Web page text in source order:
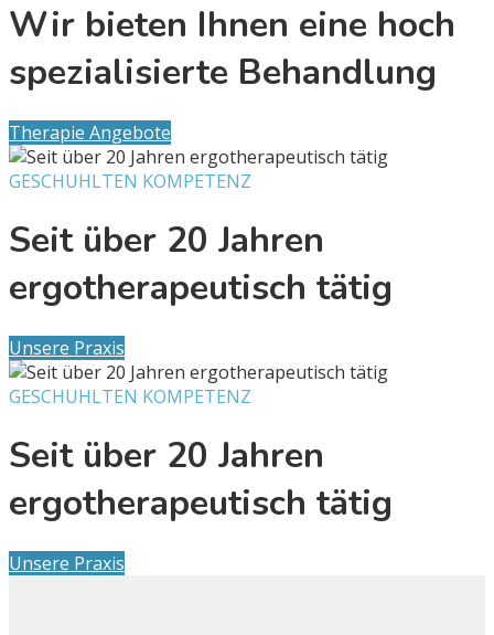
Wir bieten Ihnen eine hoch
spezialisierte Behandlung
Therapie Angebote
GESCHUHLTEN KOMPETENZ
Seit über 20 Jahren
ergotherapeutisch tätig
Unsere Praxis
GESCHUHLTEN KOMPETENZ
Seit über 20 Jahren
ergotherapeutisch tätig
Unsere Praxis